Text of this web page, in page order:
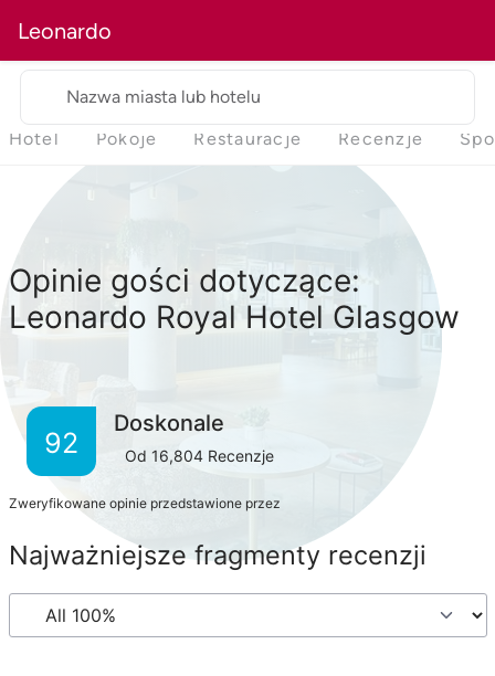
Leonardo
Nazwa miasta lub hotelu
Hotel Pokoje Restauracje Recenzje
Opinie gości dotyczące:
Leonardo Royal Hotel Glasgow
92
Doskonale
Od 16,804 Recenzje
Zweryfikowane opinie przedstawione przez
Najważniejsze fragmenty recenzji